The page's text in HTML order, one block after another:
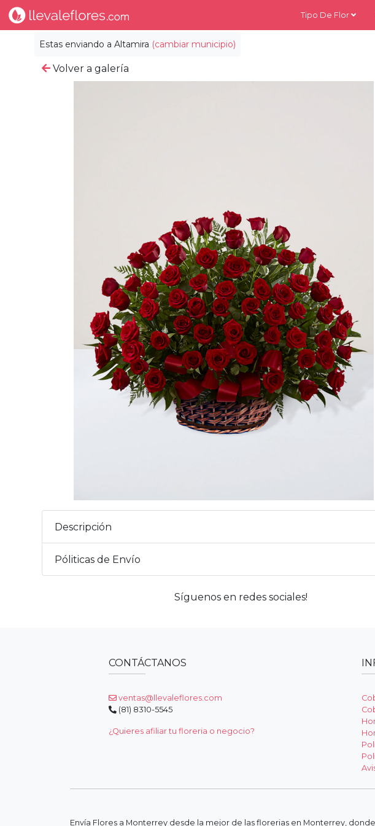
Estas enviando a Altamira (cambiar municipio)
Tipo De Flor
Volver a galería
Descripción
Póliticas de Envío
Síguenos en redes sociales!
CONTÁCTANOS
ventas@llevaleflores.com
(81) 8310-5545
¿Quieres afiliar tu floreria o negocio?
Envía Flores a Monterrey desde la mejor de las florerias en Monterrey,